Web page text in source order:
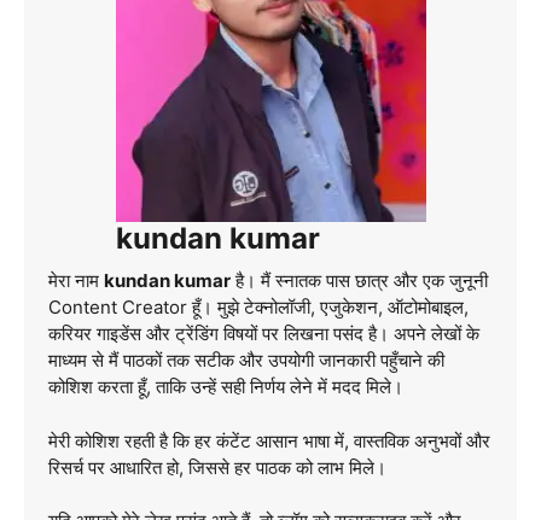
kundan kumar
मेरा नाम kundan kumarहै। मैं स्नातक पास छात्र और एक जुनूनी
Content Creator हूँ। मुझे टेक्नोलॉजी, एजुकेशन, ऑटोमोबाइल,
करियर गाइडेंस और ट्रेंडिंग विषयों पर लिखना पसंद है। अपने लेखों के
माध्यम से मैं पाठकों तक सटीक और उपयोगी जानकारी पहुँचाने की
कोशिश करता हूँ, ताकि उन्हें सही निर्णय लेने में मदद मिले।
मेरी कोशिश रहती है कि हर कंटेंट आसान भाषा में, वास्तविक अनुभवों और
रिसर्च पर आधारित हो, जिससे हर पाठक को लाभ मिले।